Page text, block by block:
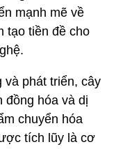
mạnh mẽ về
tạo tiền đề cho
và phát triển, cây
đồng hóa và dị
chuyển hóa
tích lũy là cơ